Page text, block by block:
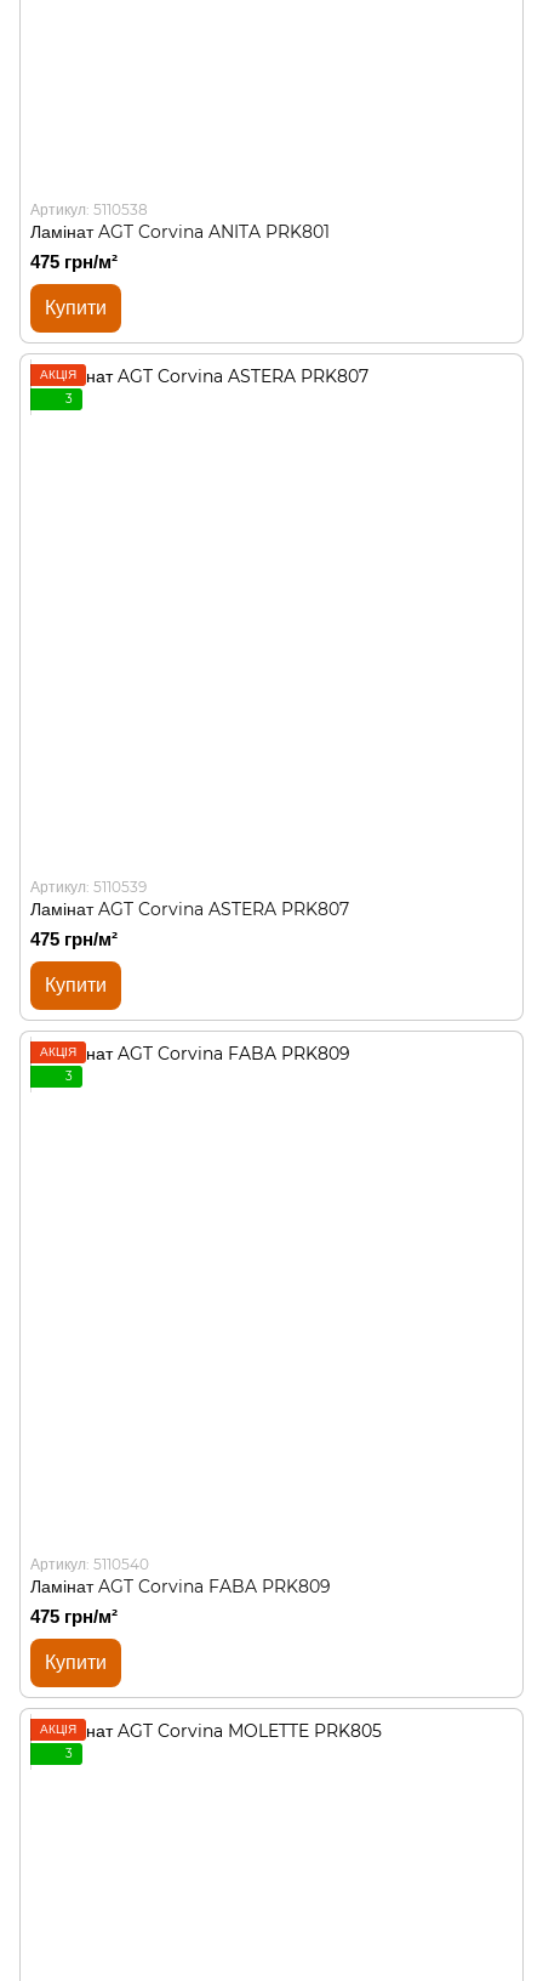
Артикул: 5110538
Ламінат AGT Corvina ANITA PRK801
475 грн/м²
Купити
АКЦІЯ
3
Артикул: 5110539
Ламінат AGT Corvina ASTERA PRK807
475 грн/м²
Купити
АКЦІЯ
3
Артикул: 5110540
Ламінат AGT Corvina FABA PRK809
475 грн/м²
Купити
АКЦІЯ
3